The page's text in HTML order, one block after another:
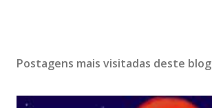
Postagens mais visitadas deste blog